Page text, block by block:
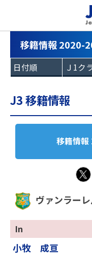
移籍情報 2020-
J3 移籍情報
移籍情報
ヴァンラー
In
小牧 成亘